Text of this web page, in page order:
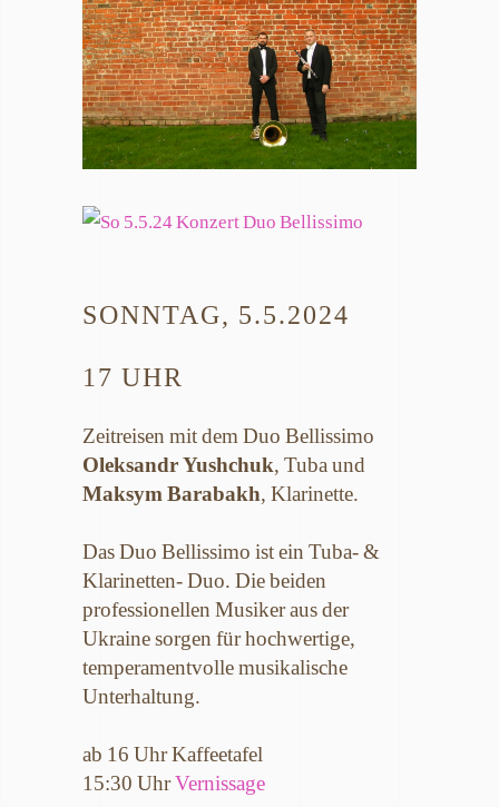
SONNTAG, 5.5.2024
17 UHR
Zeitreisen mit dem Duo Bellissimo
Oleksandr Yushchuk, Tuba und
Maksym Barabakh, Klarinette.
Das Duo Bellissimo ist ein Tuba- &
Klarinetten- Duo. Die beiden
professionellen Musiker aus der
Ukraine sorgen für hochwertige,
temperamentvolle musikalische
Unterhaltung.
ab 16 Uhr Kaffeetafel
15:30 UhrVernissage